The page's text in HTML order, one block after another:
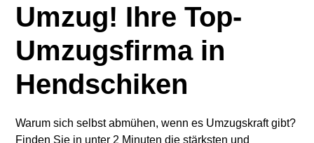
Umzug! Ihre Top-
Umzugsfirma in
Hendschiken
Warum sich selbst abmühen, wenn es Umzugskraft gibt?
Finden Sie in unter 2 Minuten die stärksten und